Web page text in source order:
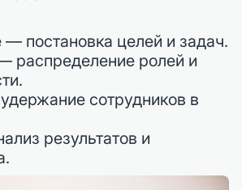
постановка целей и задач.
распределение ролей и
сотрудников в
результатов и